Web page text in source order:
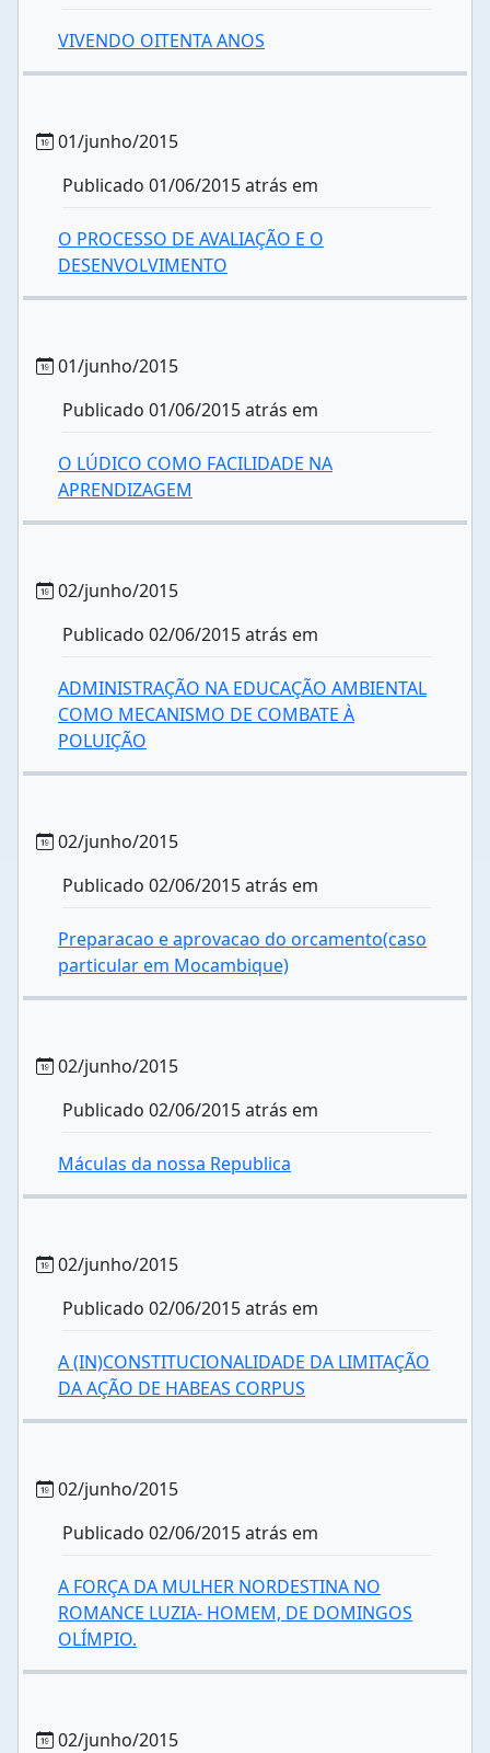
VIVENDO OITENTA ANOS
01/junho/2015
Publicado 01/06/2015 atrás em
O PROCESSO DE AVALIAÇÃO E O
DESENVOLVIMENTO
01/junho/2015
Publicado 01/06/2015 atrás em
O LÚDICO COMO FACILIDADE NA
APRENDIZAGEM
02/junho/2015
Publicado 02/06/2015 atrás em
ADMINISTRAÇÃO NA EDUCAÇÃO AMBIENTAL
COMO MECANISMO DE COMBATE À
POLUIÇÃO
02/junho/2015
Publicado 02/06/2015 atrás em
Preparacao e aprovacao do orcamento(caso
particular em Mocambique)
02/junho/2015
Publicado 02/06/2015 atrás em
Máculas da nossa Republica
02/junho/2015
Publicado 02/06/2015 atrás em
A (IN)CONSTITUCIONALIDADE DA LIMITAÇÃO
DA AÇÃO DE HABEAS CORPUS
02/junho/2015
Publicado 02/06/2015 atrás em
A FORÇA DA MULHER NORDESTINA NO
ROMANCE LUZIA- HOMEM, DE DOMINGOS
OLÍMPIO.
02/junho/2015